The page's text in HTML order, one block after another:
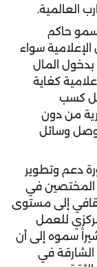
العالمية.
حاكم
سواء
بدخول المال
كغاية
كسب
من دون
أوصل وسائل
دعم وتطوير
المختصين في
إلى مستوى
للعمل
سموه إلى أن
الشارقة في